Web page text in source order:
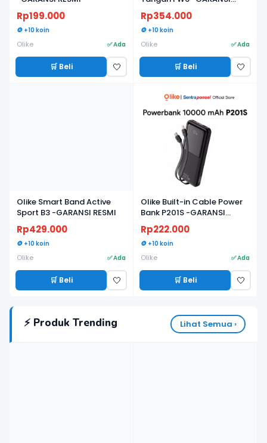
Rp199.000
🪙 +10 koin
Olike ✅ Ada
🛒 Beli 🤍
RESMI
Rp354.000
🪙 +10 koin
Olike ✅ Ada
🛒 Beli 🤍
Olike Smart Band Active
Sport B3 -GARANSI RESMI
Rp429.000
🪙 +10 koin
Olike ✅ Ada
🛒 Beli 🤍
Olike Built-in Cable Power
Bank P201S -GARANSI
RESMI
Rp222.000
🪙 +10 koin
Olike ✅ Ada
🛒 Beli 🤍
⚡ Produk Trending Lihat Semua ›